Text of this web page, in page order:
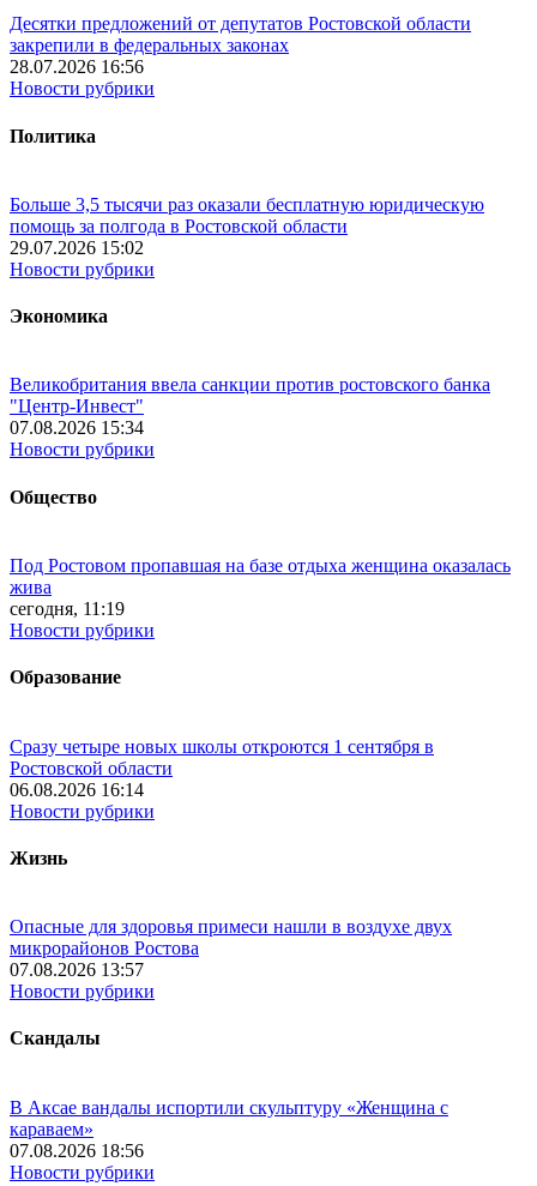
Десятки предложений от депутатов Ростовской области
закрепили в федеральных законах
28.07.2026 16:56
Новости рубрики
Политика
Больше 3,5 тысячи раз оказали бесплатную юридическую
помощь за полгода в Ростовской области
29.07.2026 15:02
Новости рубрики
Экономика
Великобритания ввела санкции против ростовского банка
"Центр-Инвест"
07.08.2026 15:34
Новости рубрики
Общество
Под Ростовом пропавшая на базе отдыха женщина оказалась
жива
сегодня, 11:19
Новости рубрики
Образование
Сразу четыре новых школы откроются 1 сентября в
Ростовской области
06.08.2026 16:14
Новости рубрики
Жизнь
Опасные для здоровья примеси нашли в воздухе двух
микрорайонов Ростова
07.08.2026 13:57
Новости рубрики
Скандалы
В Аксае вандалы испортили скульптуру «Женщина с
караваем»
07.08.2026 18:56
Новости рубрики